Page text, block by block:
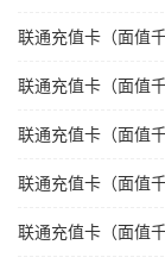
联通充值卡（面值
联通充值卡（面值
联通充值卡（面值
联通充值卡（面值
联通充值卡（面值